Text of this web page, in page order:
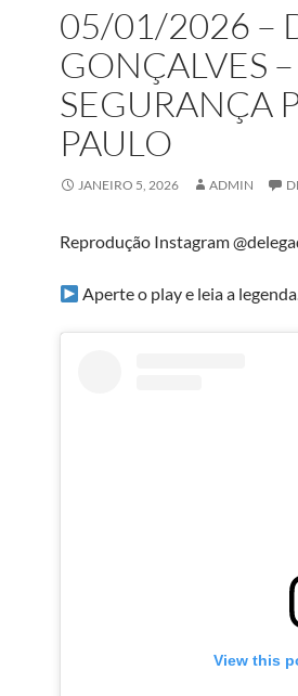
05/01/2026 –
GONÇALVES
SEGURANÇA
PAULO
JANEIRO 5, 2026 ADMIN
Reprodução Instagram
Aperte o play e leia a
View this